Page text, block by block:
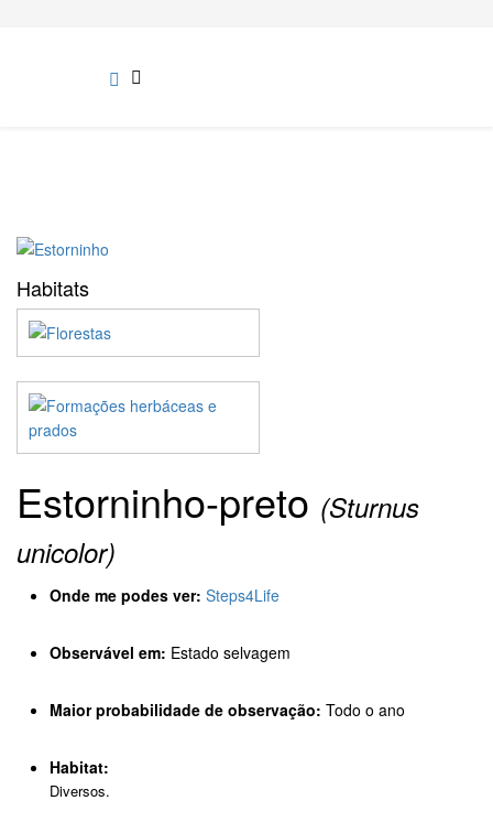
Habitats
Estorninho-preto (Sturnus
unicolor)
Onde me podes ver: Steps4Life
Observável em: Estado selvagem
Maior probabilidade de observação: Todo o ano
Habitat:
Diversos.